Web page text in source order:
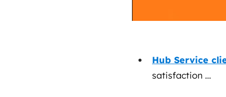
Hub Service
satisfaction ...